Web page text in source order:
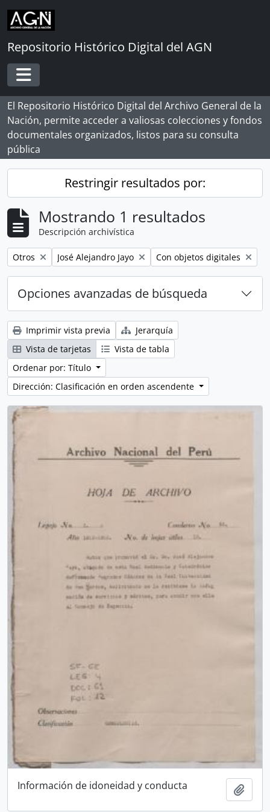
Skip to main content
Repositorio Histórico Digital del AGN
Toggle navigation
El Repositorio Histórico Digital del Archivo General de la
Nación, permite acceder a valiosas colecciones y fondos
documentales organizados, listos para su consulta
pública
Restringir resultados por:
Mostrando 1 resultados
Descripción archivística
Remove filter:
Otros Remove filter:
José Alejandro Jayo Remove filter:
Con objetos digitales
Opciones avanzadas de búsqueda
Imprimir vista previa
Jerarquía
Vista de tarjetas
Vista de tabla
Ordenar por: Título
Dirección: Clasificación en orden ascendente
Información de idoneidad y conducta